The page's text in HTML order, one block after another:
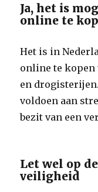
Ja, het is
online te
Het is in
online te kopen
en
voldoen aan
bezit van een
Let wel op
veiligheid